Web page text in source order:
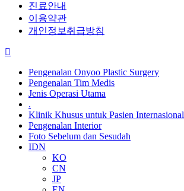
진료안내
이용약관
개인정보취급방침
Pengenalan Onyoo Plastic Surgery
Pengenalan Tim Medis
Jenis Operasi Utama
.
Klinik Khusus untuk Pasien Internasional
Pengenalan Interior
Foto Sebelum dan Sesudah
IDN
KO
CN
JP